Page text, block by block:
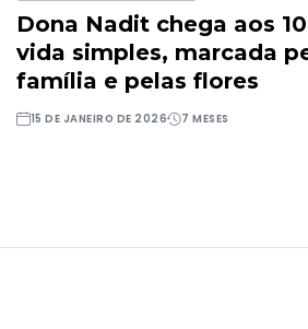
Dona Nadit chega aos
vida simples, marcada
família e pelas flores
15 DE JANEIRO DE 2026 7 MESES